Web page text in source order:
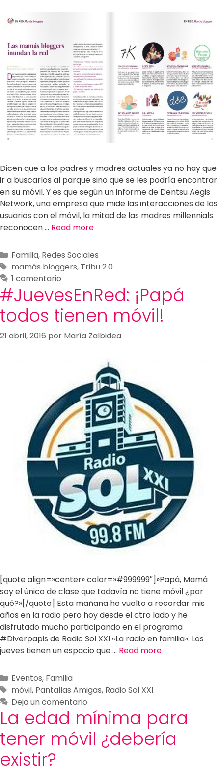
Dicen que a los padres y madres actuales ya no hay que
ir a buscarlos al parque sino que se les podría encontrar
en su móvil. Y es que según un informe de Dentsu Aegis
Network, una empresa que mide las interacciones de los
usuarios con el móvil, la mitad de las madres millennials
reconocen … Read more
Familia, Redes Sociales
mamás bloggers, Tribu 2.0
1 comentario
#JuevesEnRed: ¡Papá
todos tienen móvil!
21 abril, 2016 por María Zalbidea
[quote align=»center» color=»#999999″]»Papá, Mamá
soy el único de clase que todavía no tiene móvil ¿por
qué?»[/quote] Esta mañana he vuelto a recordar mis
años en la radio pero hoy desde el otro lado y he
disfrutado mucho participando en el programa
#Diverpapis de Radio Sol XXI «La radio en familia». Los
jueves tienen un espacio que … Read more
Eventos, Familia
móvil, Pantallas Amigas, Radio Sol XXI
Deja un comentario
La edad mínima para
tener móvil ¿debería
existir?